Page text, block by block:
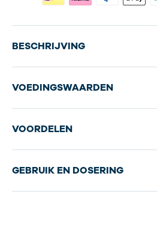
BESCHRIJVING
VOEDINGSWAARDEN
VOORDELEN
GEBRUIK EN DOSERING